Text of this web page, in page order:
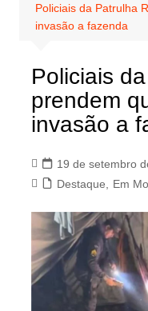
Policiais da Patrulha
invasão a fazenda
Policiais
prendem
invasão a
19 de setembro
Destaque
Em